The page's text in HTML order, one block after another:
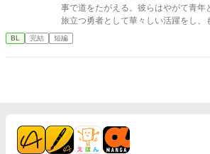
事で道をたがえる。彼らはやがて青年
旅立つ勇者として華々しい活躍をし、
待つ相変わらずスラム暮らしの存在と
青年がただ勇者の帰りを待つ日常を描
BL 完結 短編